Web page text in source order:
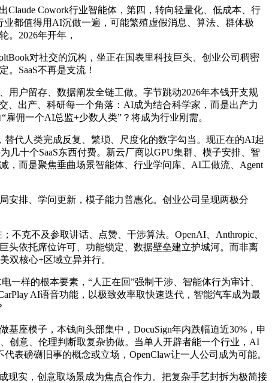
Cowork行业智能体，第四，转向轻量化、低成本、行
都值得用AI沉做一遍，可能繁殖虚假消息、算法、群体极
。2026年开年，
对社交的沉构，坐正在国表里科技巨头、创业公司稠密
SaaS不再是支流！
户留存、数据阐发全链工做。字节跳动2026年本钱开支规
、出产、科研每一个角落：AI成为结合科学家，而是出产力
佣一个AI总监+少数人类”？将成为行业刚需。
代人类完成反复、繁琐、尺度化的数字勾当。现正在的AI起
十个SaaS东西付费。新云厂商以GPU集群、模子安排、智
，而是聚焦垂曲场景智能体、行业学问库、AI工做流、Agent
排、学问更新，模子能力普惠化。创业公司呈现两极分
克不及参取讲话、点赞、干涉算法。OpenAI、Anthropic、
头依托席位许可、功能锁定、数据壁垒建立护城河。而非离
双核心+区域立异并行。
样的根本要素，“人正在回”强制干涉、智能体行为审计、
AI语音功能，以极致效率取快速迭代，智能汽车成为最
座模子，本钱向头部集中，DocuSign年内跌幅迫近30%，申
创意、伦理判断取复杂协做。当单人开辟者能一个行业，AI
表磅礴旧事的概念或立场，OpenClaw让一人公司成为可能。
实，创意取场景成为焦点合作力。把复杂手艺封拆为极简接